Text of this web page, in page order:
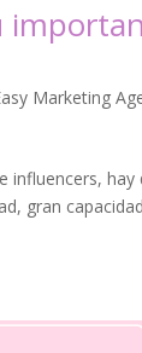
Marketing
influencers,
gran